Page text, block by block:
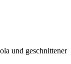
und geschnittener